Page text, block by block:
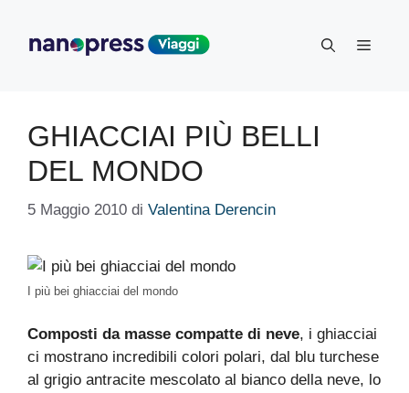
contenuto
Menu
GHIACCIAI PIÙ BELLI
DEL MONDO
5 Maggio 2010 di Valentina Derencin
I più bei ghiacciai del mondo
Composti da masse compatte di neve, i ghiacciai
ci mostrano incredibili colori polari, dal blu turchese
al grigio antracite mescolato al bianco della neve, lo